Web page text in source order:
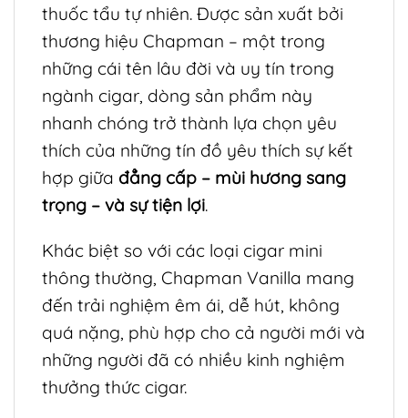
thuốc tẩu tự nhiên. Được sản xuất bởi
thương hiệu Chapman – một trong
những cái tên lâu đời và uy tín trong
ngành cigar, dòng sản phẩm này
nhanh chóng trở thành lựa chọn yêu
thích của những tín đồ yêu thích sự kết
hợp giữa đẳng cấp – mùi hương sang
trọng – và sự tiện lợi.
Khác biệt so với các loại cigar mini
thông thường, Chapman Vanilla mang
đến trải nghiệm êm ái, dễ hút, không
quá nặng, phù hợp cho cả người mới và
những người đã có nhiều kinh nghiệm
thưởng thức cigar.